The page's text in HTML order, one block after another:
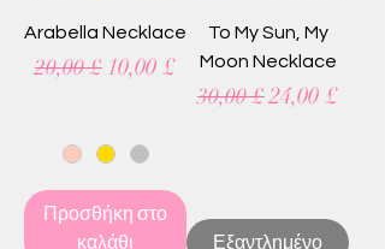
Arabella Necklace
Κανονική τιμή
20,00 £ Τιμή Έκπτωσης
10,00 £
Προσθήκη στο
καλάθι
To My Sun, My
Moon Necklace
Κανονική τιμή
30,00 £Τιμή
24,00 £
Εξαντλημένο